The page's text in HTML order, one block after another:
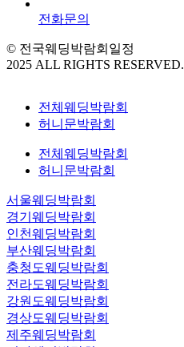
전화문의
© 전국웨딩박람회일정
2025 ALL RIGHTS RESERVED.
전체웨딩박람회
허니문박람회
전체웨딩박람회
허니문박람회
서울웨딩박람회
경기웨딩박람회
인천웨딩박람회
부산웨딩박람회
충청도웨딩박람회
전라도웨딩박람회
강원도웨딩박람회
경상도웨딩박람회
제주웨딩박람회